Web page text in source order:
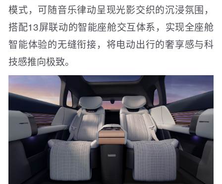
模式，可随音乐律动呈现光影交织的沉浸氛围，
搭配13屏联动的智能座舱交互体系，实现全座舱
智能体验的无缝衔接，将电动出行的奢享感与科
技感推向极致。